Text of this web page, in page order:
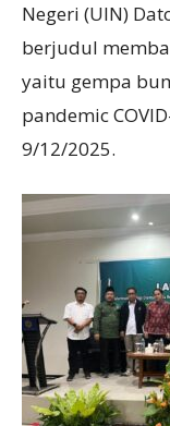
Negeri (UIN)
berjudul
yaitu gempa
pandemic
9/12/2025.